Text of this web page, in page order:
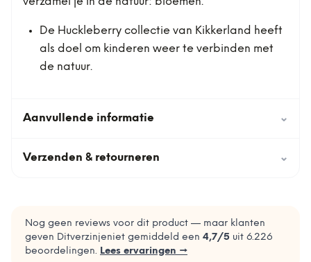
De Huckleberry collectie van Kikkerland heeft
als doel om kinderen weer te verbinden met
de natuur.
Aanvullende informatie ⌄
Verzenden & retourneren ⌄
Nog geen reviews voor dit product — maar klanten
geven Ditverzinjeniet gemiddeld een 4,7/5 uit 6.226
beoordelingen. Lees ervaringen →